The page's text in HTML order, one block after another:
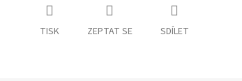
TISK ZEPTAT SE SDÍLET